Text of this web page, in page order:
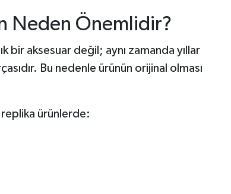
Neden Önemlidir?
bir aksesuar değil; aynı zamanda yıllar
Bu nedenle ürünün orijinal olması
replika ürünlerde: